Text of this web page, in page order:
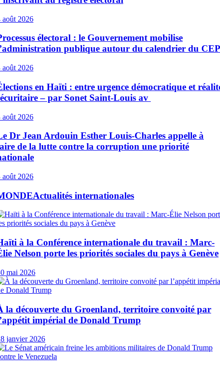
août 2026
électoral : le Gouvernement mobilise
publique autour du calendrier du CEP
août 2026
en Haïti : entre urgence démocratique et
– par Sonet Saint-Louis av
août 2026
Dr Jean Ardouin Esther Louis-Charles appelle à
de la lutte contre la corruption une priorité
août 2026
Actualités internationales
à la Conférence internationale du travail : Marc-
Nelson porte les priorités sociales du pays à Genève
mai 2026
la découverte du Groenland, territoire convoité par
impérial de Donald Trump
janvier 2026